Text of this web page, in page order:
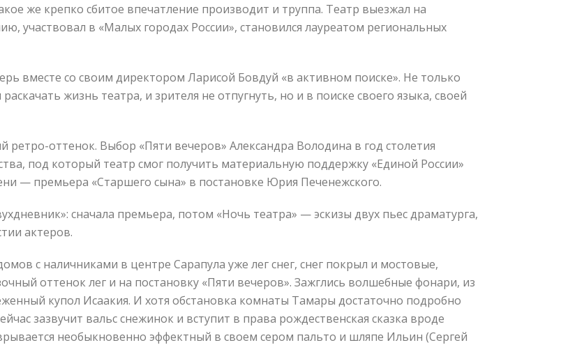
же крепко сбитое впечатление производит и труппа. Театр выезжал на
участвовал в «Малых городах России», становился лауреатом региональных
вместе со своим директором Ларисой Бовдуй «в активном поиске». Не только
жизнь театра, и зрителя не отпугнуть, но и в поиске своего языка, своей
оттенок. Выбор «Пяти вечеров» Александра Володина в год столетия
под который театр смог получить материальную поддержку «Единой России»
— премьера «Старшего сына» в постановке Юрия Печенежского.
сначала премьера, потом «Ночь театра» — эскизы двух пьес драматурга,
актеров.
с наличниками в центре Сарапула уже лег снег, снег покрыл и мостовые,
оттенок лег и на постановку «Пяти вечеров». Зажглись волшебные фонари, из
купол Исаакия. И хотя обстановка комнаты Тамары достаточно подробно
зазвучит вальс снежинок и вступит в права рождественская сказка вроде
необыкновенно эффектный в своем сером пальто и шляпе Ильин (Сергей